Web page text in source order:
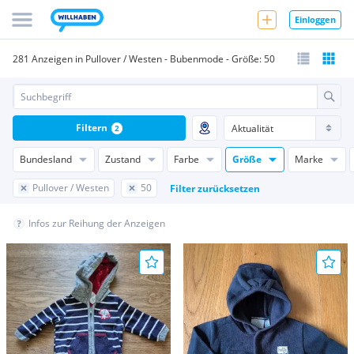
Einloggen
281 Anzeigen in Pullover / Westen - Bubenmode - Größe: 50
Bundesland Zustand Farbe Größe Marke
Pullover / Westen 50 Filter zurücksetzen
Filtern 2
Infos zur Reihung der Anzeigen